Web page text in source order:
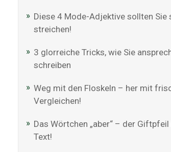
Diese 4 Mode-Adjektive sollten
streichen!
3 glorreiche Tricks, wie Sie
schreiben
Weg mit den Floskeln – her mit
Vergleichen!
Das Wörtchen „aber“ – der
Text!